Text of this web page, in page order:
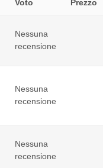
Voto Prezzo
Nessuna
recensione
Nessuna
recensione
Nessuna
recensione